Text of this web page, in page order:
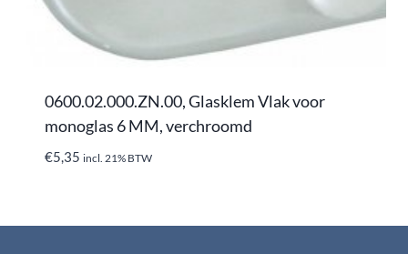
0600.02.000.ZN.00, Glasklem Vlak voor
monoglas 6 MM, verchroomd
€5,35 incl. 21% BTW